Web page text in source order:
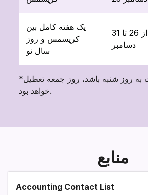
یک هفته کامل بین
کریسمس و روز
سال نو
از 26 تا 31
دسامبر
*اگر تعطیلات به روز شنبه باشد، روز جمعه تعطیل
خواهد بود.
منابع
Section heading
Accounting Contact List